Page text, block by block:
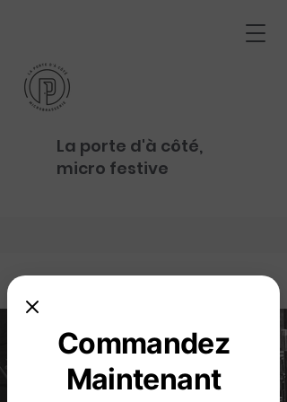
La porte d'à côté,
micro festive
Commandez
Maintenant